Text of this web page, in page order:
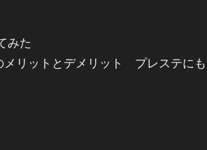
みた
リットとデメリット プレステに